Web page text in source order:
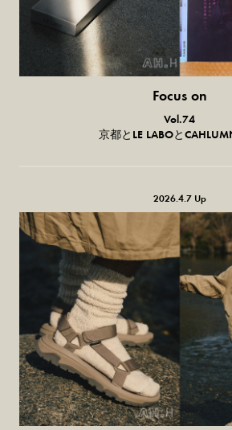
Focus on
気になる服とか人と
Vol.74
京都とLE LABOと
2026.4.7 Up